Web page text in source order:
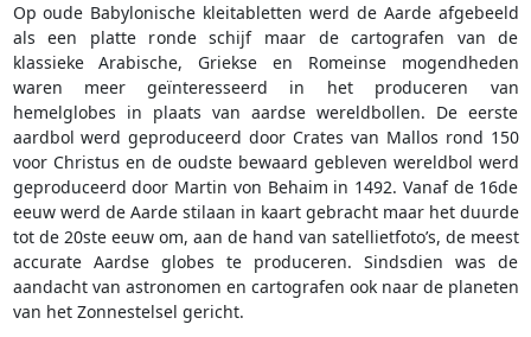
Op oude Babylonische kleitabletten werd de Aarde afgebeeld
als een platte ronde schijf maar de cartografen van de
klassieke Arabische, Griekse en Romeinse mogendheden
waren meer geïnteresseerd in het produceren van
hemelglobes in plaats van aardse wereldbollen. De eerste
aardbol werd geproduceerd door Crates van Mallos rond 150
voor Christus en de oudste bewaard gebleven wereldbol werd
geproduceerd door Martin von Behaim in 1492. Vanaf de 16de
eeuw werd de Aarde stilaan in kaart gebracht maar het duurde
tot de 20ste eeuw om, aan de hand van satellietfoto’s, de meest
accurate Aardse globes te produceren. Sindsdien was de
aandacht van astronomen en cartografen ook naar de planeten
van het Zonnestelsel gericht.